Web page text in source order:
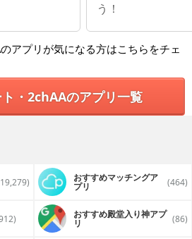
う！
のアプリが気になる方はこちらをチェ
・2chAAのアプリ一覧
おすすめマッチングア
プリ (464)
おすすめ殿堂入り神アプ
リ (86)